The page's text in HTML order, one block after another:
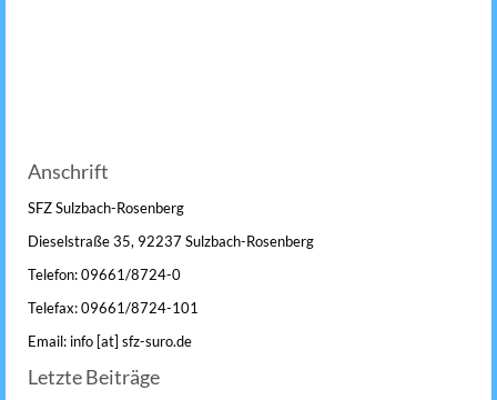
Anschrift
SFZ Sulzbach-Rosenberg
Dieselstraße 35, 92237 Sulzbach-Rosenberg
Telefon: 09661/8724-0
Telefax: 09661/8724-101
Email: info [at] sfz-suro.de
Letzte Beiträge